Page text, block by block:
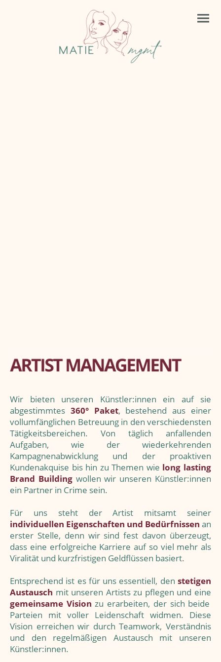
Wir bieten unseren Künstler:innen ein auf sie
abgestimmtes 360° Paket, bestehend aus einer
vollumfänglichen Betreuung in den verschiedensten
Tätigkeitsbereichen. Von täglich anfallenden
Aufgaben, wie der wiederkehrenden
Kampagnenabwicklung und der proaktiven
Kundenakquise bis hin zu Themen wie long lasting
Brand Building wollen wir unseren Künstler:innen
ein Partner in Crime sein.
Für uns steht der Artist mitsamt seiner
individuellen Eigenschaften und Bedürfnissen an
erster Stelle, denn wir sind fest davon überzeugt,
dass eine erfolgreiche Karriere auf so viel mehr als
Viralität und kurzfristigen Geldflüssen basiert.
Entsprechend ist es für uns essentiell, den stetigen
Austausch mit unseren Artists zu pflegen und eine
gemeinsame Visionzu erarbeiten, der sich beide
Parteien mit voller Leidenschaft widmen. Diese
Vision erreichen wir durch Teamwork, Verständnis
und den regelmäßigen Austausch mit unseren
Künstler:innen.